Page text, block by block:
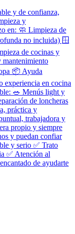
y de confianza,
y
en: 🧼 Limpieza de
no incluida) 🪟
de cocinas y
mantenimiento
📦 Ayuda
experiencia en cocina
🥗 Menús light y
de loncheras
práctica y
trabajadora y
propio y siempre
y puedan confiar
y serio ✅ Trato
✅ Atención al
de ayudarte